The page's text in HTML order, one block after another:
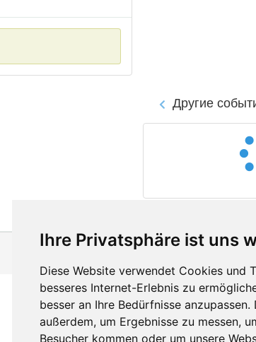
Ihre Privatsphäre ist uns
Diese Website verwendet Cookies und
besseres Internet-Erlebnis zu
besser an Ihre Bedürfnisse
außerdem, um Ergebnisse zu messen,
Besucher kommen oder um unsere
Другие
Контакты
Оставить отзыв
Сообщить об ошибке